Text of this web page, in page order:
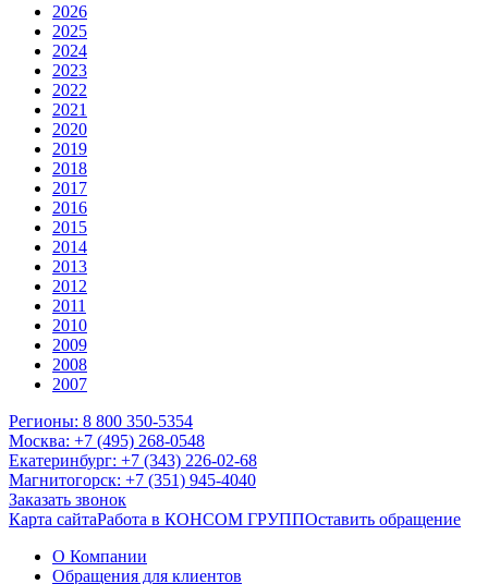
2026
2025
2024
2023
2022
2021
2020
2019
2018
2017
2016
2015
2014
2013
2012
2011
2010
2009
2008
2007
Регионы: 8 800 350-5354
Москва: +7 (495) 268-0548
Екатеринбург: +7 (343) 226-02-68
Магнитогорск: +7 (351) 945-4040
Заказать звонок
Карта сайтаРабота в КОНСОМ ГРУППОставить обращение
О Компании
Обращения для клиентов